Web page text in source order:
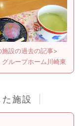
施設の過去の記事>
ループホーム川崎東
施設